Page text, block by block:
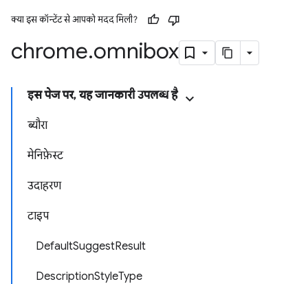
क्या इस कॉन्टेंट से आपको मदद मिली?
chrome.omnibox
इस पेज पर, यह जानकारी उपलब्ध है
ब्यौरा
मेनिफ़ेस्ट
उदाहरण
टाइप
DefaultSuggestResult
DescriptionStyleType